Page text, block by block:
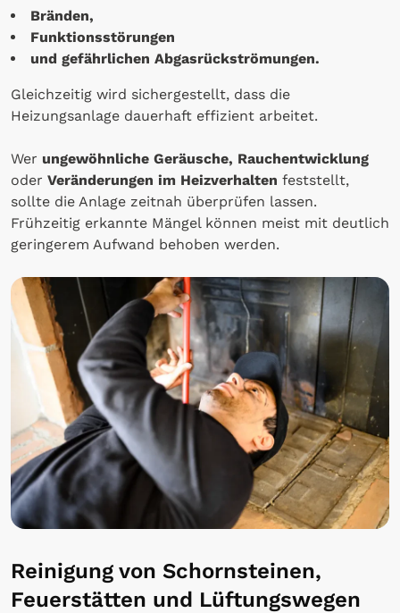
Bränden,
Funktionsstörungen
und gefährlichen Abgasrückströmungen.
Gleichzeitig wird sichergestellt, dass die
Heizungsanlage dauerhaft effizient arbeitet.
Wer ungewöhnliche Geräusche, Rauchentwicklung
oder Veränderungen im Heizverhalten feststellt,
sollte die Anlage zeitnah überprüfen lassen.
Frühzeitig erkannte Mängel können meist mit deutlich
geringerem Aufwand behoben werden.
Reinigung von Schornsteinen,
Feuerstätten und Lüftungswegen